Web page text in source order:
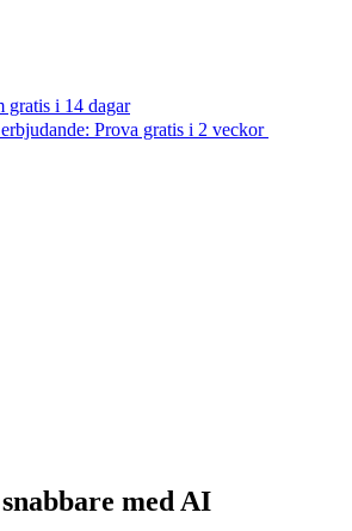
gratis i 14 dagar
Prova gratis i 2 veckor
med AI